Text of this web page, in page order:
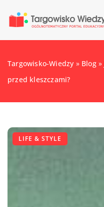
Targowisko-Wiedzy » Blog»
przed kleszczami?
LIFE & STYLE